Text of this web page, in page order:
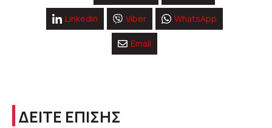
Linkedin Viber WhatsApp
Email
ΔΕΙΤΕ ΕΠΙΣΗΣ